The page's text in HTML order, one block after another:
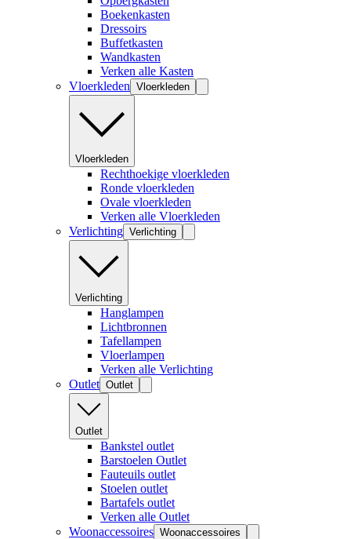
Boekenkasten
Dressoirs
Buffetkasten
Wandkasten
Verken alle Kasten
Vloerkleden Vloerkleden
Vloerkleden
Rechthoekige vloerkleden
Ronde vloerkleden
Ovale vloerkleden
Verken alle Vloerkleden
Verlichting Verlichting
Verlichting
Hanglampen
Lichtbronnen
Tafellampen
Vloerlampen
Verken alle Verlichting
Outlet Outlet
Outlet
Bankstel outlet
Barstoelen Outlet
Fauteuils outlet
Stoelen outlet
Bartafels outlet
Verken alle Outlet
Woonaccessoires Woonaccessoires